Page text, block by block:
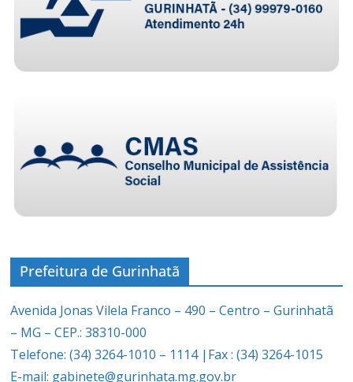
Prefeitura de Gurinhatã
Avenida Jonas Vilela Franco – 490 – Centro – Gurinhatã
– MG – CEP.: 38310-000
Telefone: (34) 3264-1010 – 1114 |Fax : (34) 3264-1015
E-mail: gabinete@gurinhata.mg.gov.br